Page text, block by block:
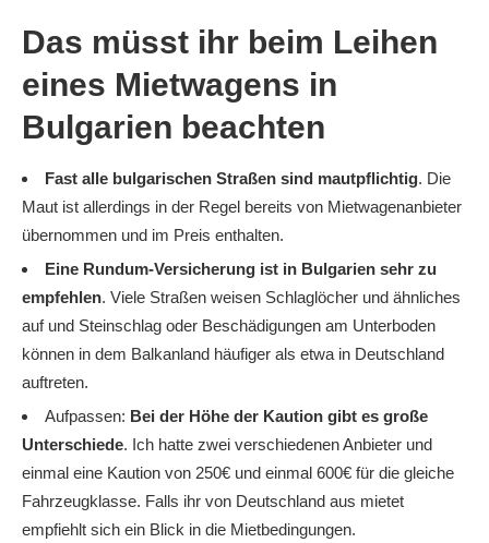
Das müsst ihr beim Leihen
eines Mietwagens in
Bulgarien beachten
Fast alle bulgarischen Straßen sind mautpflichtig. Die
Maut ist allerdings in der Regel bereits von Mietwagenanbieter
übernommen und im Preis enthalten.
Eine Rundum-Versicherung ist in Bulgarien sehr zu
empfehlen. Viele Straßen weisen Schlaglöcher und ähnliches
auf und Steinschlag oder Beschädigungen am Unterboden
können in dem Balkanland häufiger als etwa in Deutschland
auftreten.
Aufpassen: Bei der Höhe der Kaution gibt es große
Unterschiede. Ich hatte zwei verschiedenen Anbieter und
einmal eine Kaution von 250€ und einmal 600€ für die gleiche
Fahrzeugklasse. Falls ihr von Deutschland aus mietet
empfiehlt sich ein Blick in die Mietbedingungen.